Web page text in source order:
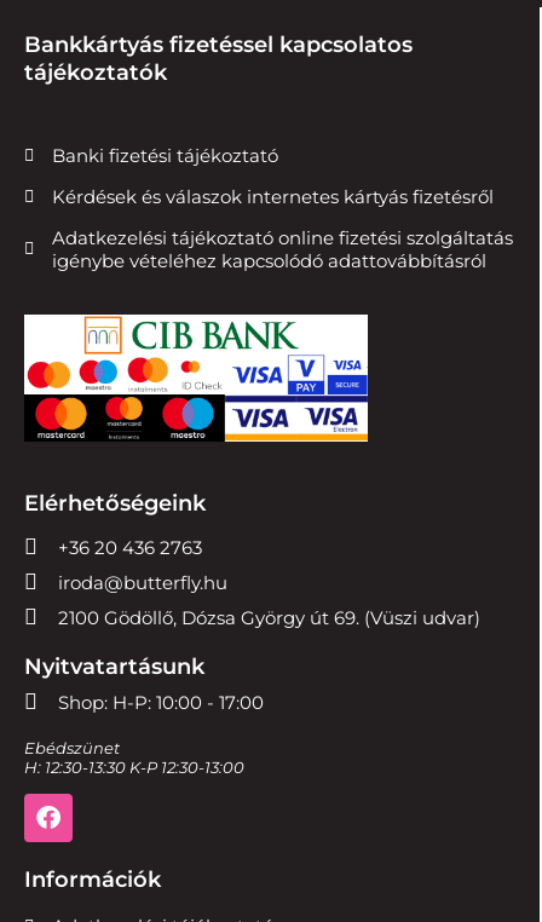
Bankkártyás fizetéssel kapcsolatos
tájékoztatók
Banki fizetési tájékoztató
Kérdések és válaszok internetes kártyás fizetésről
Adatkezelési tájékoztató online fizetési szolgáltatás
igénybe vételéhez kapcsolódó adattovábbításról
Elérhetőségeink
+36 20 436 2763
iroda@butterfly.hu
2100 Gödöllő, Dózsa György út 69. (Vüszi udvar)
Nyitvatartásunk
Shop: H-P: 10:00 - 17:00
Ebédszünet
H: 12:30-13:30 K-P 12:30-13:00
Információk